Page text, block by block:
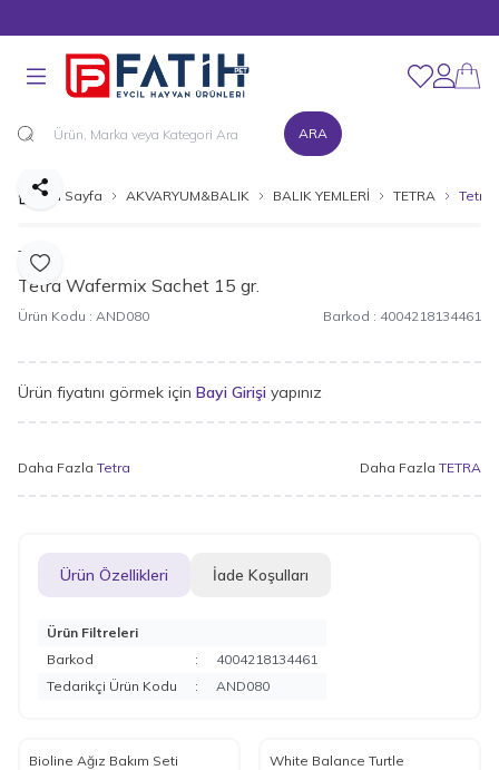
ARA
Hesabım
Favorilerim
Ana Sayfa AKVARYUM&BALIK BALIK YEMLERİ TETRA Tetra
Favoriye Ekle
Paylaş
Tetra
Tetra Wafermix Sachet 15 gr.
Ürün Kodu : AND080 Barkod : 4004218134461
Ürün fiyatını görmek için Bayi Girişi yapınız
Daha Fazla Tetra Daha Fazla TETRA
Ürün Özellikleri İade Koşulları
Ürün Filtreleri
Barkod
:
4004218134461
Tedarikçi Ürün Kodu
: AND080
Bioline Ağız Bakım Seti
White Balance Turtle